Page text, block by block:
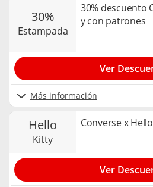
30%
estampada
30% descuento
y con patrones
Más información
Ver
hello
kitty
Converse x
Ver